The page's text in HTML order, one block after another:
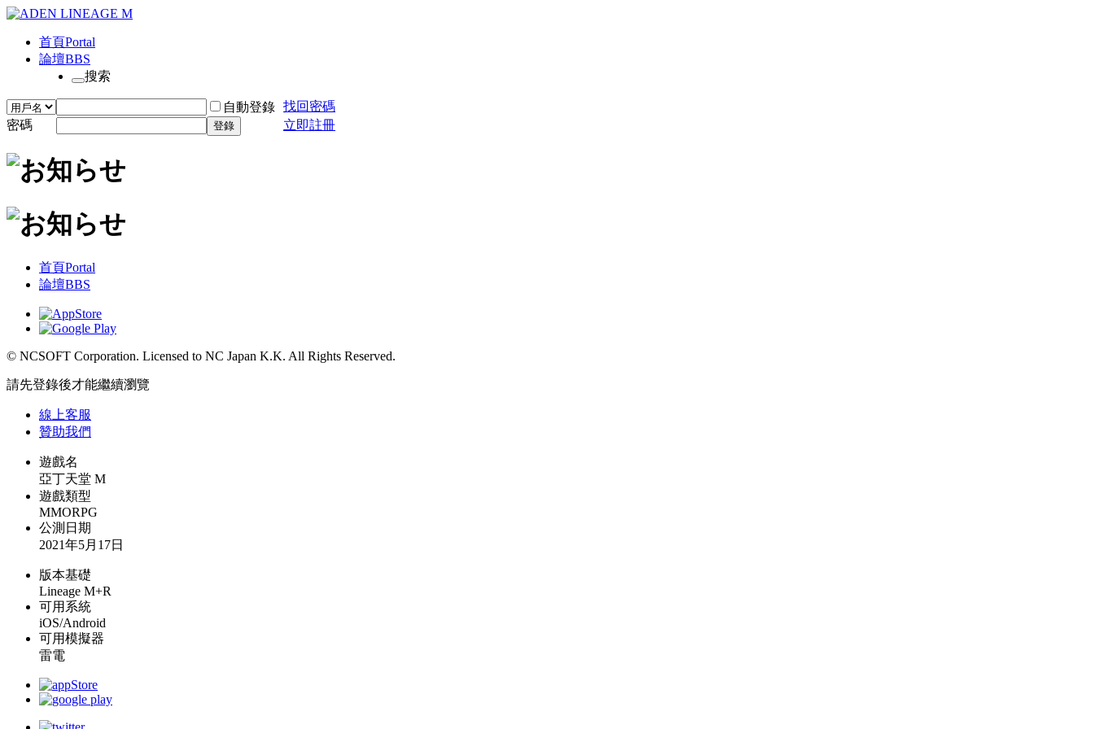
首頁Portal
論壇BBS
搜索
自動登錄 找回密碼
密碼
登錄 立即註冊
首頁Portal
論壇BBS
© NCSOFT Corporation. Licensed to NC Japan K.K. All Rights Reserved.
請先登錄後才能繼續瀏覽
線上客服
贊助我們
遊戲名
亞丁天堂 M
遊戲類型
MMORPG
公測日期
2021年5月17日
版本基礎
Lineage M+R
可用系統
iOS/Android
可用模擬器
雷電